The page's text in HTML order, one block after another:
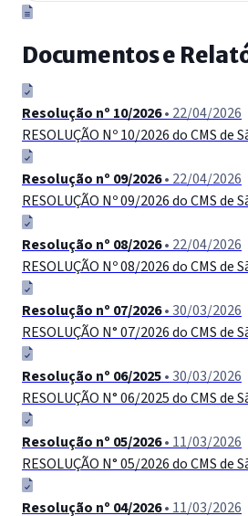
Documentos e
Resolução nº 10/2026• 22/04/2026
RESOLUÇÃO Nº 10/2026 do CMS de
Resolução nº 09/2026• 22/04/2026
RESOLUÇÃO Nº 09/2026 do CMS de
Resolução nº 08/2026• 22/04/2026
RESOLUÇÃO Nº 08/2026 do CMS de
Resolução nº 07/2026• 30/03/2026
RESOLUÇÃO N° 07/2026 do CMS de
Resolução nº 06/2025• 30/03/2026
RESOLUÇÃO N° 06/2025 do CMS de
Resolução nº 05/2026• 11/03/2026
RESOLUÇÃO N° 05/2026 do CMS de
Resolução nº 04/2026• 11/03/2026